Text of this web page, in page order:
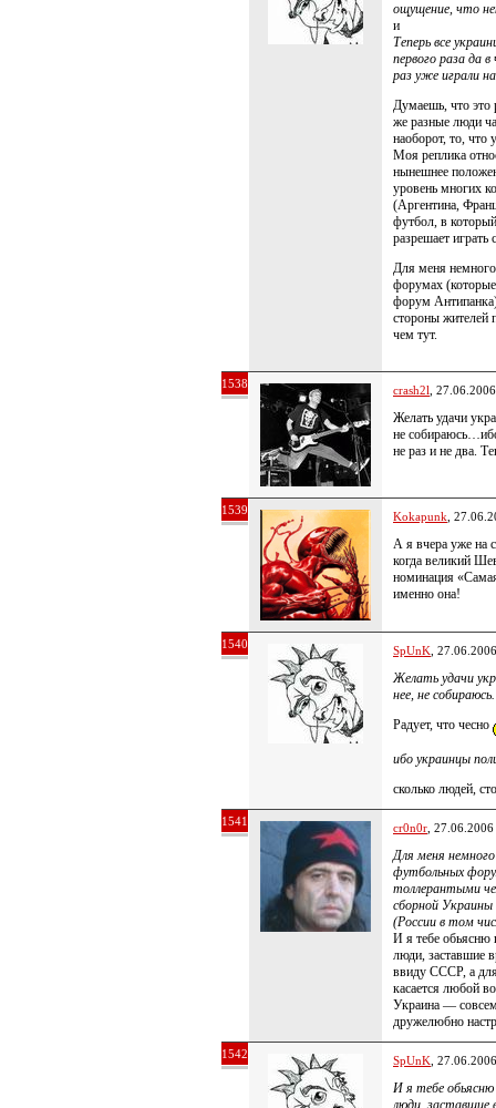
ощущение, что
и
Теперь все
первого раза да
раз уже играли
Думаешь, что это
же разные люди
наоборот, то, что
Моя реплика
нынешнее
уровень многих
(Аргентина,
футбол, в
разрешает играть
Для меня немного
форумах
форум
стороны жителей
чем тут.
1538 crash2l ,
Желать удачи
не
не раз и не два.
1539 Kokapunk ,
А я вчера уже на
когда великий
номинация
именно она!
1540 SpUnK ,
Желать удачи
нее, не
Радует, что чесно
ибо украинцы
сколько людей,
1541 cr0n0r ,
Для меня
футбольных
толлерантыми
сборной
(России в том
И я тебе обьясню
люди, заставшие
ввиду СССР, а
касается любой
Украина — совсем
дружелюбно
1542 SpUnK ,
И я тебе
люди, заставшие